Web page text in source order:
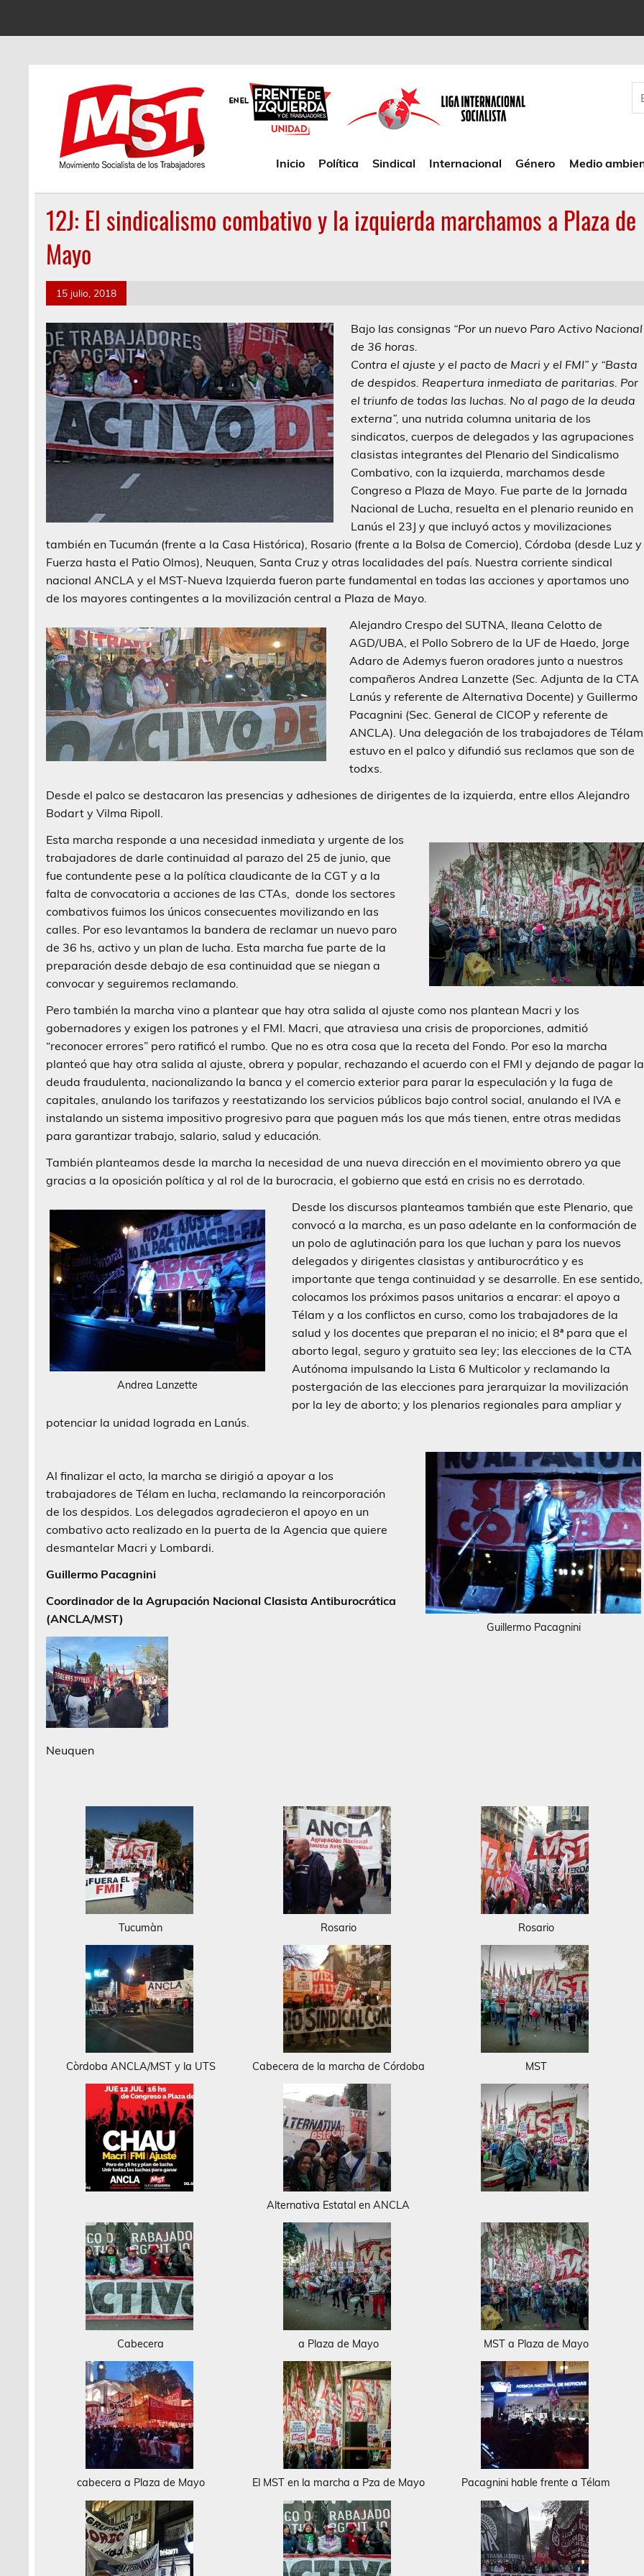
Inicio Política Sindical Internacional Género Medio
12J: El sindicalismo combativo y la izquierda marchamos a Plaza de
Mayo
15 julio, 2018
Bajo las consignas “Por un nuevo Paro Activo Nacional
de 36 horas.
Contra el ajuste y el pacto de Macri y el FMI” y “Basta
de despidos. Reapertura inmediata de paritarias. Por
el triunfo de todas las luchas. No al pago de la deuda
externa”, una nutrida columna unitaria de los
sindicatos, cuerpos de delegados y las agrupaciones
clasistas integrantes del Plenario del Sindicalismo
Combativo, con la izquierda, marchamos desde
Congreso a Plaza de Mayo. Fue parte de la Jornada
Nacional de Lucha, resuelta en el plenario reunido en
Lanús el 23J y que incluyó actos y movilizaciones
también en Tucumán (frente a la Casa Histórica), Rosario (frente a la Bolsa de Comercio), Córdoba (desde Luz y
Fuerza hasta el Patio Olmos), Neuquen, Santa Cruz y otras localidades del país. Nuestra corriente sindical
nacional ANCLA y el MST-Nueva Izquierda fueron parte fundamental en todas las acciones y aportamos uno
de los mayores contingentes a la movilización central a Plaza de Mayo.
Alejandro Crespo del SUTNA, Ileana Celotto de
AGD/UBA, el Pollo Sobrero de la UF de Haedo, Jorge
Adaro de Ademys fueron oradores junto a nuestros
compañeros Andrea Lanzette (Sec. Adjunta de la CTA
Lanús y referente de Alternativa Docente) y Guillermo
Pacagnini (Sec. General de CICOP y referente de
ANCLA). Una delegación de los trabajadores de Télam
estuvo en el palco y difundió sus reclamos que son de
todxs.
Desde el palco se destacaron las presencias y adhesiones de dirigentes de la izquierda, entre ellos Alejandro
Bodart y Vilma Ripoll.
Esta marcha responde a una necesidad inmediata y urgente de los
trabajadores de darle continuidad al parazo del 25 de junio, que
fue contundente pese a la política claudicante de la CGT y a la
falta de convocatoria a acciones de las CTAs, donde los sectores
combativos fuimos los únicos consecuentes movilizando en las
calles. Por eso levantamos la bandera de reclamar un nuevo paro
de 36 hs, activo y un plan de lucha. Esta marcha fue parte de la
preparación desde debajo de esa continuidad que se niegan a
convocar y seguiremos reclamando.
Pero también la marcha vino a plantear que hay otra salida al ajuste como nos plantean Macri y los
gobernadores y exigen los patrones y el FMI. Macri, que atraviesa una crisis de proporciones, admitió
“reconocer errores” pero ratificó el rumbo. Que no es otra cosa que la receta del Fondo. Por eso la marcha
planteó que hay otra salida al ajuste, obrera y popular, rechazando el acuerdo con el FMI y dejando de pagar la
deuda fraudulenta, nacionalizando la banca y el comercio exterior para parar la especulación y la fuga de
capitales, anulando los tarifazos y reestatizando los servicios públicos bajo control social, anulando el IVA e
instalando un sistema impositivo progresivo para que paguen más los que más tienen, entre otras medidas
para garantizar trabajo, salario, salud y educación.
También planteamos desde la marcha la necesidad de una nueva dirección en el movimiento obrero ya que
gracias a la oposición política y al rol de la burocracia, el gobierno que está en crisis no es derrotado.
Andrea Lanzette
Desde los discursos planteamos también que este Plenario, que
convocó a la marcha, es un paso adelante en la conformación de
un polo de aglutinación para los que luchan y para los nuevos
delegados y dirigentes clasistas y antiburocrático y es
importante que tenga continuidad y se desarrolle. En ese sentido,
colocamos los próximos pasos unitarios a encarar: el apoyo a
Télam y a los conflictos en curso, como los trabajadores de la
salud y los docentes que preparan el no inicio; el 8ª para que el
aborto legal, seguro y gratuito sea ley; las elecciones de la CTA
Autónoma impulsando la Lista 6 Multicolor y reclamando la
postergación de las elecciones para jerarquizar la movilización
por la ley de aborto; y los plenarios regionales para ampliar y
potenciar la unidad lograda en Lanús.
Guillermo Pacagnini
Al finalizar el acto, la marcha se dirigió a apoyar a los
trabajadores de Télam en lucha, reclamando la reincorporación
de los despidos. Los delegados agradecieron el apoyo en un
combativo acto realizado en la puerta de la Agencia que quiere
desmantelar Macri y Lombardi.
Guillermo Pacagnini
Coordinador de la Agrupación Nacional Clasista Antiburocrática
(ANCLA/MST)
Neuquen
Tucumàn Rosario Rosario
Còrdoba ANCLA/MST y la UTS Cabecera de la marcha de Córdoba MST
Alternativa Estatal en ANCLA
Cabecera a Plaza de Mayo MST a Plaza de Mayo
cabecera a Plaza de Mayo El MST en la marcha a Pza de Mayo Pacagnini hable frente a Télam